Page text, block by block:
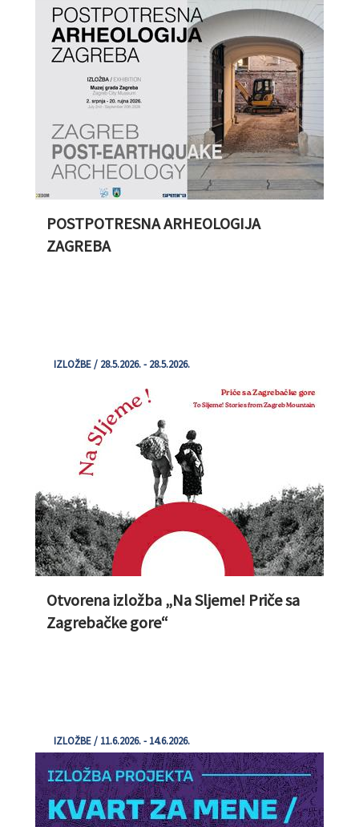
POSTPOTRESNA ARHEOLOGIJA
ZAGREBA
IZLOŽBE / 28.5.2026. - 28.5.2026.
Otvorena izložba „Na Sljeme! Priče sa
Zagrebačke gore“
IZLOŽBE / 11.6.2026. - 14.6.2026.